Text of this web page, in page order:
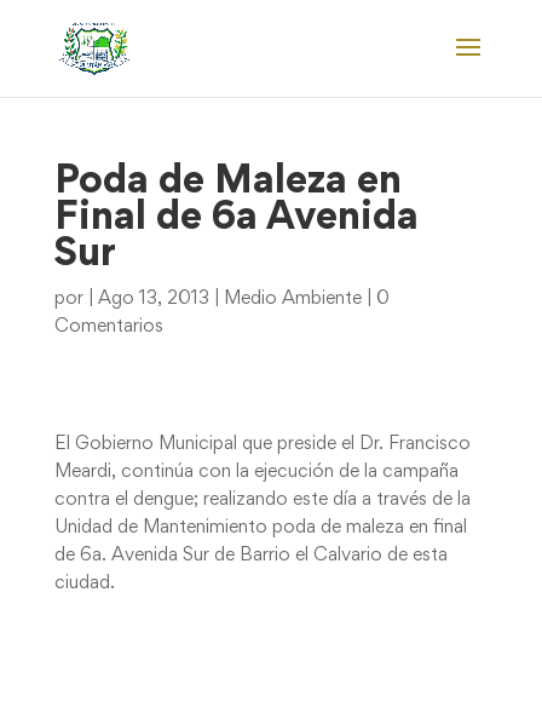
Poda de Maleza en
Final de 6a Avenida
Sur
por Ago 13, 2013 Medio Ambiente| 0
Comentarios
El Gobierno Municipal que preside el Dr. Francisco
Meardi, continúa con la ejecución de la campaña
contra el dengue; realizando este día a través de la
Unidad de Mantenimiento poda de maleza en final
de 6a. Avenida Sur de Barrio el Calvario de esta
ciudad.